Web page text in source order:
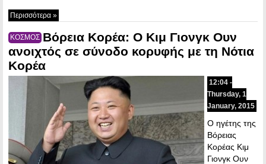
Περισσότερα »
ΚΟΣΜΟΣ Βόρεια Κορέα: Ο Κιμ Γιονγκ Ουν
ανοιχτός σε σύνοδο κορυφής με τη Νότια
Κορέα
12:04 -
Thursday, 1
January, 2015
Ο ηγέτης της
Βόρειας
Κορέας Κιμ
Γιονγκ Ουν